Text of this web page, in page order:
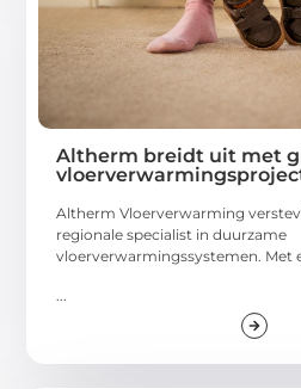
Altherm breidt uit met
Altherm Vloerverwarming
regionale specialist in duurzame
vloerverwarmingssystemen. Met